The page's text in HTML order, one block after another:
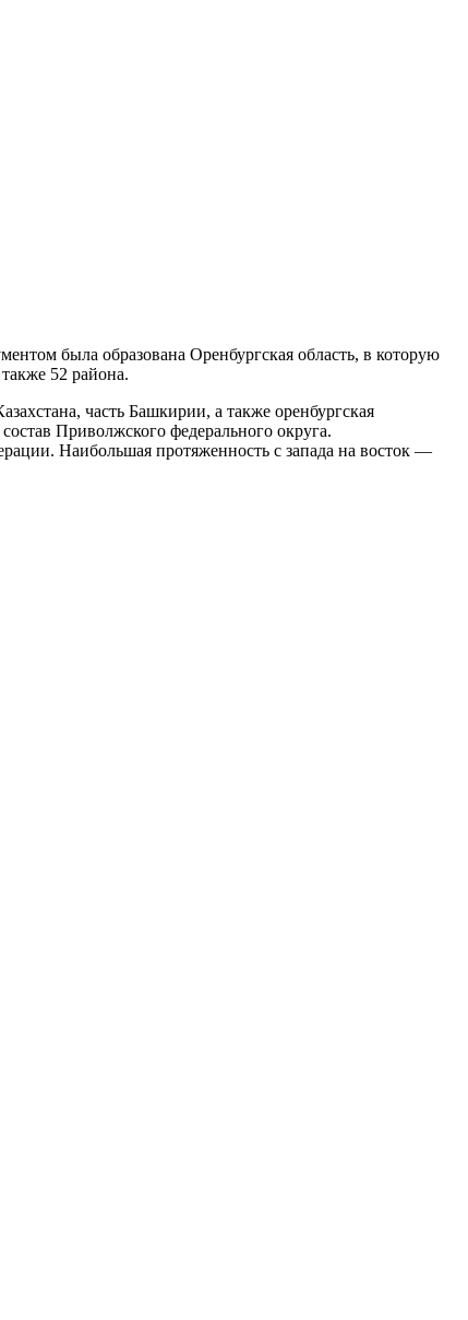
была образована Оренбургская область, в которую
52 района.
часть Башкирии, а также оренбургская
Приволжского федерального округа.
Наибольшая протяженность с запада на восток —